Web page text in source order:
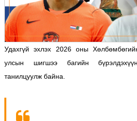
Удахгүй эхлэх 2026 оны
улсын шигшээ багийн
танилцуулж байна.